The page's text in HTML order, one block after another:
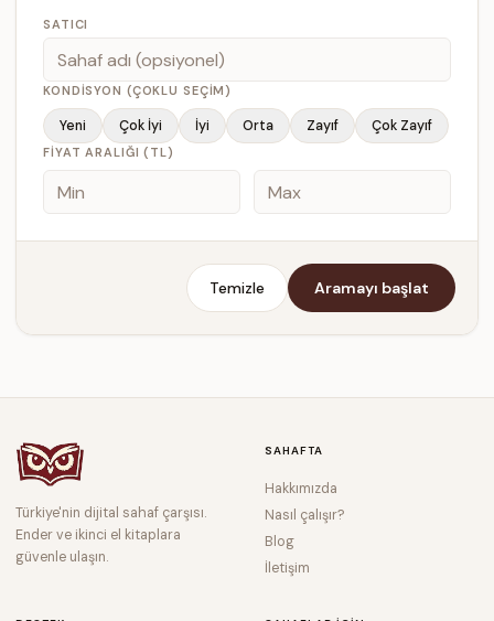
SATICI
KONDISYON (ÇOKLU SEÇIM)
Yeni Çok İyi İyi Orta Zayıf Çok Zayıf
FIYAT ARALIĞI (TL)
Temizle Aramayı başlat
Türkiye'nin dijital sahaf çarşısı.
Ender ve ikinci el kitaplara
güvenle ulaşın.
SAHAFTA
Hakkımızda
Nasıl çalışır?
Blog
İletişim